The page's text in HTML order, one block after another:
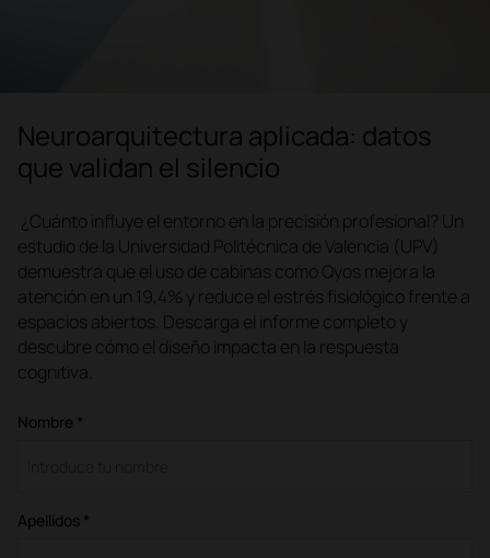
Neuroarquitectura aplicada: datos
que validan el silencio
¿Cuánto influye el entorno en la precisión profesional? Un
estudio de la Universidad Politécnica de Valencia (UPV)
demuestra que el uso de cabinas como Qyos mejora la
atención en un 19,4% y reduce el estrés fisiológico frente a
espacios abiertos. Descarga el informe completo y
descubre cómo el diseño impacta en la respuesta
cognitiva.
Nombre *
Apellidos *